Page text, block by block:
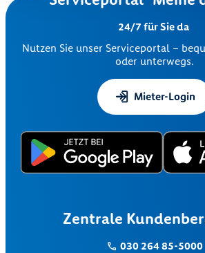
24/7 für Sie da
Nutzen Sie unser Serviceportal –
oder unterwegs.
Mieter-Login
Zentrale
030 264 85-5000